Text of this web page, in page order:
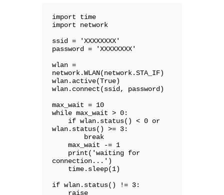
import time
import network
ssid = 'XXXXXXXX'
password = 'XXXXXXXX'
wlan =
network.WLAN(network.STA_IF)
wlan.active(True)
wlan.connect(ssid, password)
max_wait = 10
while max_wait > 0:
wlan.status() >= 3:
connection...')
if wlan.status() != 3: